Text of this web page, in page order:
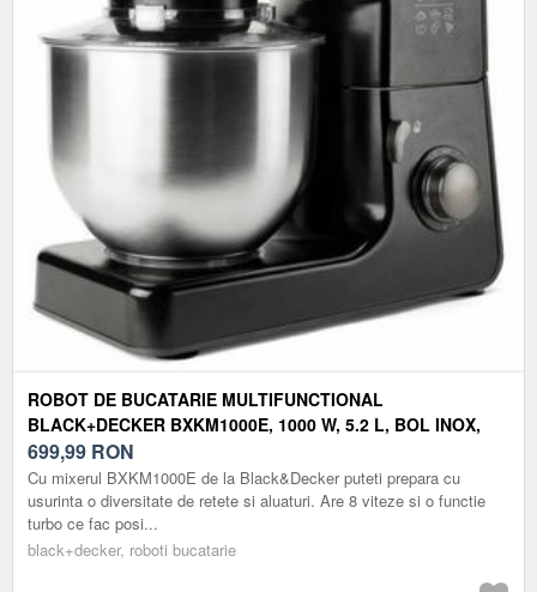
ROBOT DE BUCATARIE MULTIFUNCTIONAL
BLACK+DECKER BXKM1000E, 1000 W, 5.2 L, BOL INOX,
FUNCTIE PULSE (NEGRU)
699,99 RON
Cu mixerul BXKM1000E de la Black&Decker puteti prepara cu
usurinta o diversitate de retete si aluaturi. Are 8 viteze si o functie
turbo ce fac posi...
black+decker, roboti bucatarie